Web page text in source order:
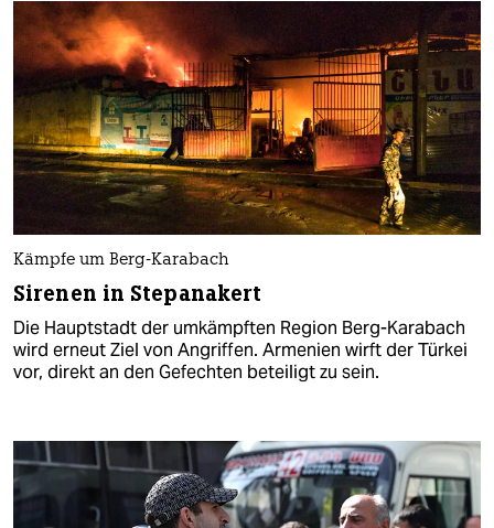
Kämpfe um Berg-Karabach
Sirenen in Stepanakert
Die Hauptstadt der umkämpften Region Berg-Karabach
wird erneut Ziel von Angriffen. Armenien wirft der Türkei
vor, direkt an den Gefechten beteiligt zu sein.